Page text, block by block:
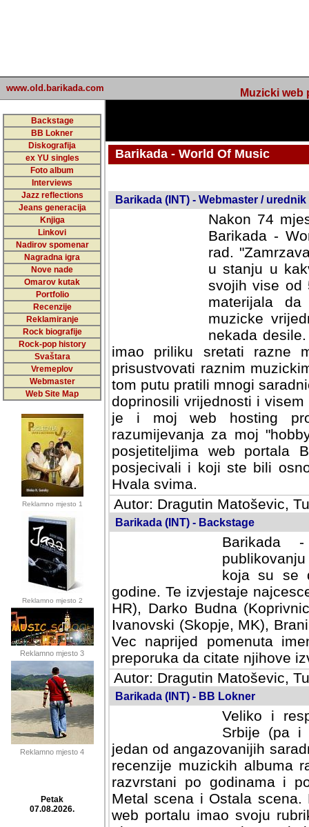
www.old.barikada.com Muzicki web
Backstage
BB Lokner
Diskografija
ex YU singles
Foto album
Interviews
Jazz reflections
Jeans generacija
Knjiga
Linkovi
Nadirov spomenar
Nagradna igra
Nove nade
Omarov kutak
Portfolio
Recenzije
Reklamiranje
Rock biografije
Rock-pop history
Svaštara
Vremeplov
Webmaster
Web Site Map
Reklamno mjesto 1
Reklamno mjesto 2
Reklamno mjesto 3
Reklamno mjesto 4
Barikada - World Of Music
Barikada (INT) - Webmaster / urednik
Nakon 74
Barikada -
rad.
u stanju u
svojih vise od
materijala
muzicke
nekada
imao priliku sretati razne
prisustvovati raznim
tom putu pratili mnogi
doprinosili vrijednosti i
je i moj web hosting
razumijevanja za moj
posjetiteljima web portala
posjecivali i koji ste bili
Hvala svima.
Autor: Dragutin Matoševic,
Barikada (INT) - Backstage
Barikada
koja su se
godine. Te izvjestaje
HR), Darko Budna
Ivanovski (Skopje, MK),
Vec naprijed pomenuta
preporuka da citate njihove
Autor: Dragutin Matoševic,
Barikada (INT) - BB Lokner
Veliko i
Srbije (pa i
jedan od angazovanijih
recenzije muzickih albuma
razvrstani po godinama i po
scena i Ostala scena.
portalu imao svoju